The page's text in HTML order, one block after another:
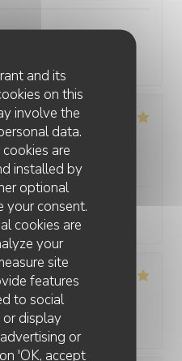
and its
on this
involve the
data.
are
installed by
optional
your consent.
cookies are
your
site
features
to social
display
or
'OK, accept
très bon et soignés.
: 5/5 Value
: 5/5 Value